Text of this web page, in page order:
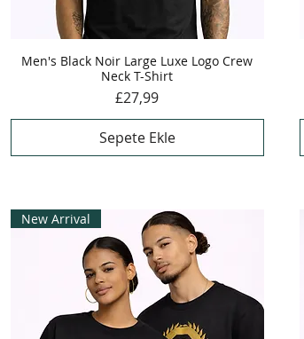
Hızlı Bakış
Men's Black Noir Large Luxe Logo Crew
Neck T-Shirt
Fiyat
£27,99
Sepete Ekle
New Arrival